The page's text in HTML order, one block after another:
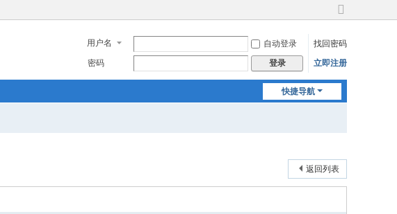
切
到
宽
用户名 自动登录
找回密码
密码
登录 立即注册
快捷导航
返回列表